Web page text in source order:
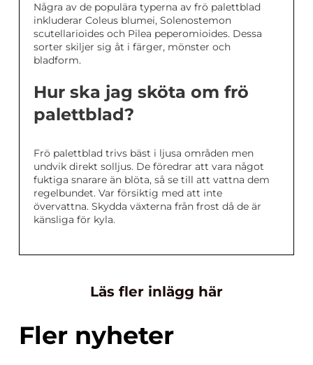
Några av de populära typerna av frö palettblad
inkluderar Coleus blumei, Solenostemon
scutellarioides och Pilea peperomioides. Dessa
sorter skiljer sig åt i färger, mönster och
bladform.
Hur ska jag sköta om frö
palettblad?
Frö palettblad trivs bäst i ljusa områden men
undvik direkt solljus. De föredrar att vara något
fuktiga snarare än blöta, så se till att vattna dem
regelbundet. Var försiktig med att inte
övervattna. Skydda växterna från frost då de är
känsliga för kyla.
Läs fler inlägg här
Fler nyheter